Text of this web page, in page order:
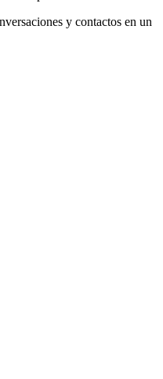
y contactos en un